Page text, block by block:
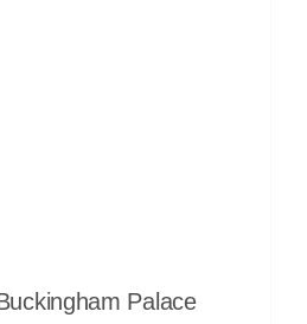
Palace